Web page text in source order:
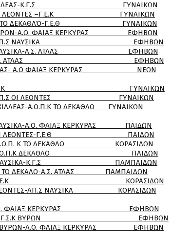
ΑΧΙΛΛΕΑΣ-Κ.Γ.Σ ΓΥΝΑΙΚΩΝ
–Γ.Ε.Κ ΓΥΝΑΙΚΩΝ
Γ.Ε.Θ ΓΥΝΑΙΚΩΝ
ΦΑΙΑΞ ΚΕΡΚΥΡΑΣ ΕΦΗΒΩΝ
ΝΑΥΣΙΚΑ ΕΦΗΒΩΝ
Α.Σ. ΑΤΛΑΣ ΕΦΗΒΩΝ
Α.Σ. ΑΤΛΑΣ ΕΦΗΒΩΝ
ΦΑΙΑΞ ΚΕΡΚΥΡΑΣ ΝΕΩΝ
Γ.Ε.Κ ΓΥΝΑΙΚΩΝ
ΟΙ ΛΕΟΝΤΕΣ ΓΥΝΑΙΚΩΝ
ΤΟ ΔΕΚΑΘΛΟ ΓΥΝΑΙΚΩΝ
Α.Ο. ΦΑΙΑΞ ΚΕΡΚΥΡΑΣ ΠΑΙΔΩΝ
Γ.Ε.Θ ΠΑΙΔΩΝ
ΤΟ ΔΕΚΑΘΛΟ ΚΟΡΑΣΙΔΩΝ
ΔΕΚΑΘΛΟ ΠΑΙΔΩΝ
Κ.Γ.Σ ΠΑΜΠΑΙΔΩΝ
Α.Σ. ΑΤΛΑΣ ΠΑΜΠΑΙΔΩΝ
Γ.Ε.Κ ΚΟΡΑΣΙΔΩΝ
ΑΠ.Σ ΝΑΥΣΙΚΑ ΚΟΡΑΣΙΔΩΝ
ΦΑΙΑΞ ΚΕΡΚΥΡΑΣ ΕΦΗΒΩΝ
ΒΥΡΩΝ ΕΦΗΒΩΝ
ΚΕΡΚΥΡΑΣ ΕΦΗΒΩΝ